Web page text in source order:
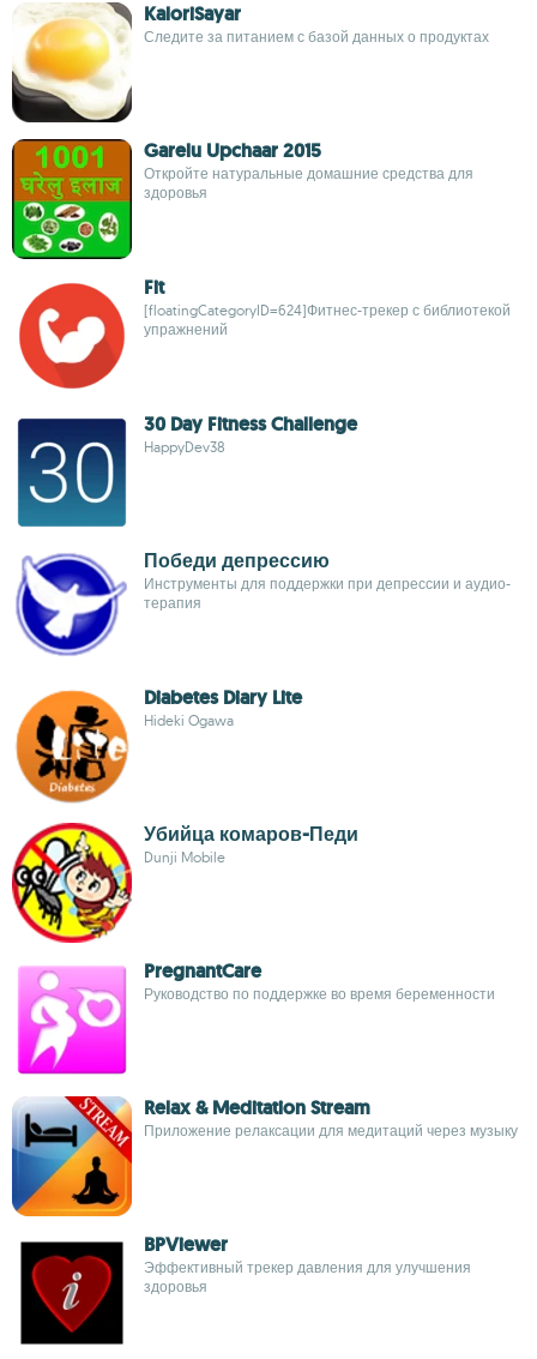
KaloriSayar
Следите за питанием с базой данных о продуктах
Garelu Upchaar 2015
Откройте натуральные домашние средства для
здоровья
Fit
[floatingCategoryID=624]Фитнес-трекер с библиотекой
упражнений
30 Day Fitness Challenge
HappyDev38
Победи депрессию
Инструменты для поддержки при депрессии и аудио-
терапия
Diabetes Diary Lite
Hideki Ogawa
Убийца комаров-Педи
Dunji Mobile
PregnantCare
Руководство по поддержке во время беременности
Relax & Meditation Stream
Приложение релаксации для медитаций через музыку
BPViewer
Эффективный трекер давления для улучшения
здоровья